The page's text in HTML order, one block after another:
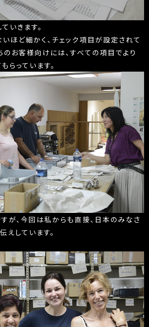
いきます。
ほど細かく、チェック項目が設定されて
のお客様向けには、すべての項目でより
らっています。
が、今回は私からも直接、日本のみなさ
えしています。